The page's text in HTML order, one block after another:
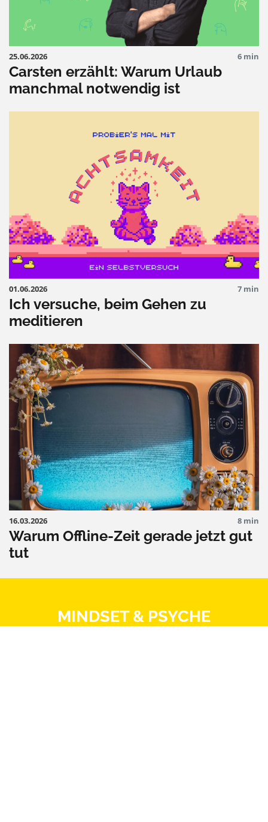
25.06.2026 6 min
Carsten erzählt: Warum Urlaub
manchmal notwendig ist
01.06.2026 7 min
Ich versuche, beim Gehen zu
meditieren
16.03.2026 8 min
Warum Offline-Zeit gerade jetzt gut
tut
MINDSET & PSYCHE